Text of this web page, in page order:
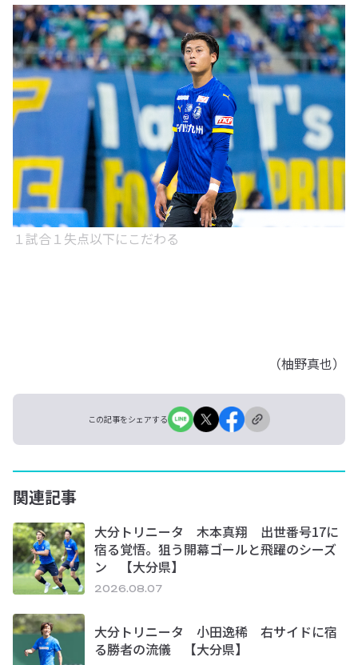
１試合１失点以下にこだわる
（柚野真也）
この記事をシェアする
関連記事
大分トリニータ 木本真翔 出世番号17に
宿る覚悟。狙う開幕ゴールと飛躍のシーズ
ン 【大分県】
2026.08.07
大分トリニータ 小田逸稀 右サイドに宿
る勝者の流儀 【大分県】